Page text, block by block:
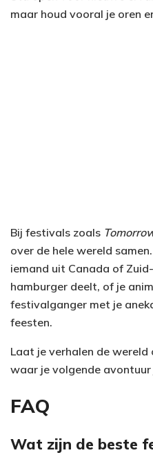
maar houd vooral je oren
Bij festivals zoals
over de hele wereld
iemand uit Canada of
hamburger deelt, of je
festivalganger met je
feesten.
Laat je verhalen de wereld
waar je volgende
FAQ
Wat zijn de beste